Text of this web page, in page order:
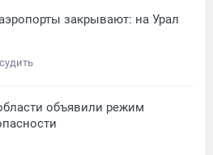
закрывают: на Урал
объявили режим